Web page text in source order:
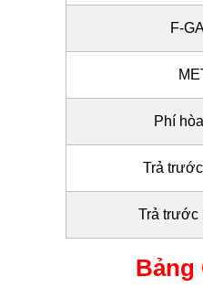
F-
Phí
Trả
Trả trước
Bảng